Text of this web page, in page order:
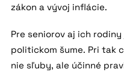
zákon a vývoj inflácie.
Pre seniorov aj ich
politickom šume. Pri tak
nie sľuby, ale účinné